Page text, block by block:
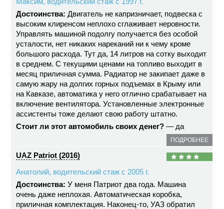
Достоинства: Двигатель не капризничает, подвеска с
высоким клиренсом неплохо сглаживает неровности.
Управлять машиной подолгу получается без особой
усталости, нет никаких нареканий ни к чему кроме
большого расхода. Тут да, 14 литров на сотку выходит
в среднем. С текущими ценами на топливо выходит в
месяц приличная сумма. Радиатор не закипает даже в
самую жару на долгих горных подъемах в Крыму или
на Кавказе, автоматика у него отлично срабатывает на
включение вентилятора. Установленные электронные
ассистенты тоже делают свою работу штатно.
Стоит ли этот автомобиль своих денег? — да
ПОДРОБНЕЕ
UAZ Patriot (2016)
Анатолий, водительский стаж с 2005 г.
Достоинства: У меня Патриот два года. Машина
очень даже неплохая. Автоматическая коробка,
приличная комплектация. Наконец-то, УАЗ обратил